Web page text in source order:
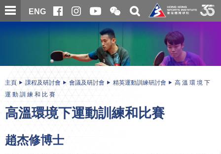
跳
至
ENG
開
合
信
二
維
碼
關
搜
主頁 課程及研討會 會議及研討會 精英運動訓練研討會
高 溫 環 境 下
運 動 訓 練 和 比 賽
高溫環境下運動訓練和比賽
趙杰修博士